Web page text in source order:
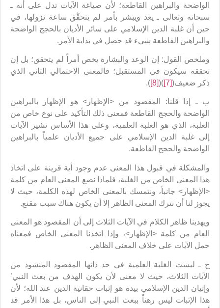
الواضحة والبراهين القاطعة؛ لأن صياغة الآيات تدل على أنه ـ
سبحانه وتعالى ـ يعد ويبشر بأمر لم يتحقَّق ساعة نزولها، في
حين أن غلبة الدين الإسلامي على سائر الأديان بالحجج الواضحة
والبراهين القاطعة شيء قد حصل في بداية الأمر.
وملخص القول: إن الوعد والبشارة يخص أمراً لم يتحقق؛ بل إن
تحققه سيكون في المستقبل؛ فالمعنى الاحتمالي الثاني الذي
ذكر ضعيف([7]
)(
[8]
).
ب ـ إذا قلنا: المقصود من <الإظهار> هو الإظهار بالبراهين
الواضحة والحجج القاطعة فمعنى ذلك التأكيد على نوع خاص من
الغلبة، الذي هو الغلبة العلمية، وعلى هذا الأساس تشير الآيات
إلى غلبة الدين الإسلامي على جميع الأديان علمياً بالبراهين
الواضحة والحجج القاطعة.
والمشكلة في قبول هذا المعنى عدم وجود أية قرينة على اتخاذ
هذا المعنى الخاص من الغلبة، فلماذا نضع المعنى العام من كلمة
<الإظهار> جانباً، ونتمسك بالمعنى الخاص لهذه الكلمة، حيث لا
يجوز لنا أن نترك المعنى الظاهر إلا أن يكون هناك سبب مقنع.
ويهدينا ظاهر الكلام في الآيات الثلاث إلى أن المقصود هو المعنى
العام من كلمة <الإظهار>، وإذا اتخذنا المعنى الخاص فمعناه
حمل الآيات على خلاف المعنى الظاهر.
ج ـ ليست الغلبة العلمية في حد ذاتها المقصود المنشود من
الآيات الثلاث، حيث لا معنى لأن يكون الهدف من بعث النبي’
وإتيان الدين الإسلامي بيده هو إثبات حقانية الدين عند الله؛ لأن
هذا الإثبات ليس رهناً ببعث النبي إلى الناس، بل هذا الأمر قد